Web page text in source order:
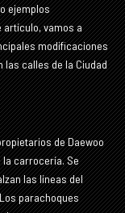
ejemplos
artículo, vamos a
modificaciones
las calles de la Ciudad
de Daewoo
la carrocería. Se
las líneas del
parachoques